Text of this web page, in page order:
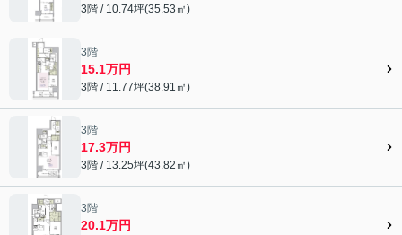
3階 / 10.74坪(35.53㎡)
3階
15.1万円
3階 / 11.77坪(38.91㎡)
3階
17.3万円
3階 / 13.25坪(43.82㎡)
3階
20.1万円